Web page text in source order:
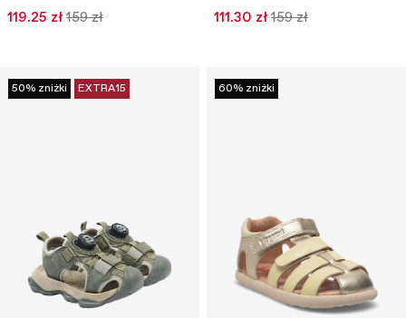
119.25 zł 159 zł 111.30 zł 159 zł
50% zniżki EXTRA15 60% zniżki